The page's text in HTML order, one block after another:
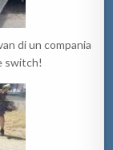
di un compania
switch!